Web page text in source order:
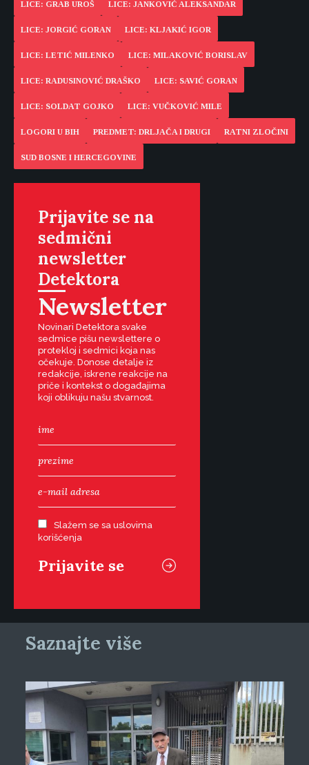
LICE: GRAB UROŠ LICE: JANKOVIĆ ALEKSANDAR
LICE: JORGIĆ GORAN LICE: KLJAKIĆ IGOR
LICE: LETIĆ MILENKO LICE: MILAKOVIĆ BORISLAV
LICE: RADUSINOVIĆ DRAŠKO LICE: SAVIĆ GORAN
LICE: SOLDAT GOJKO LICE: VUČKOVIĆ MILE
LOGORI U BIH PREDMET: DRLJAČA I DRUGI RATNI ZLOČINI
SUD BOSNE I HERCEGOVINE
Prijavite se na
sedmični
newsletter
Detektora
Newsletter
Novinari Detektora svake
sedmice pišu newslettere o
protekloj i sedmici koja nas
očekuje. Donose detalje iz
redakcije, iskrene reakcije na
priče i kontekst o događajima
koji oblikuju našu stvarnost.
Slažem se sa uslovima
korišćenja
Saznajte više